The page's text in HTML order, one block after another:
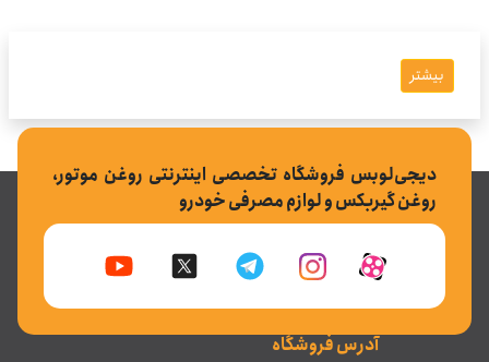
بیشتر
دیجی‌لوبس فروشگاه تخصصی اینترنتی روغن موتور،
روغن گیربکس و لوازم مصرفی خودرو
آدرس فروشگاه